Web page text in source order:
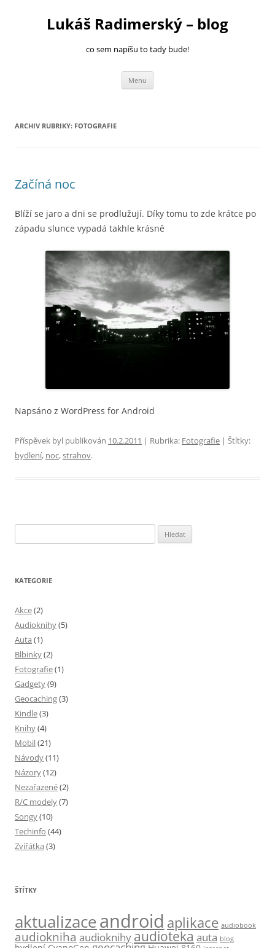
Lukáš Radimerský – blog
co sem napíšu to tady bude!
Menu
ARCHIV RUBRIKY: FOTOGRAFIE
Začíná noc
Blíží se jaro a dni se prodlužují. Díky tomu to zde krátce po
západu slunce vypadá takhle krásně
Napsáno z WordPress for Android
Příspěvek byl publikován 10.2.2011 | Rubrika: Fotografie | Štítky:
bydlení, noc,strahov.
KATEGORIE
Akce(2)
Audioknihy(5)
Auta (1)
Blbinky(2)
Fotografie(1)
Gadgety(9)
Geocaching(3)
Kindle(3)
Knihy(4)
Mobil(21)
Návody(11)
Názory(12)
Nezařazené(2)
R/C modely(7)
Songy(10)
Techinfo (44)
Zvířátka (3)
ŠTÍTKY
aktualizaceandroid aplikace audiobook
audiokniha audioknihy audioteka auta blog